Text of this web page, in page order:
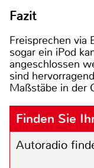
Fazit
Freisprechen via
sogar ein iPod
angeschlossen
sind
Maßstäbe in der
Finden Sie
Autoradio